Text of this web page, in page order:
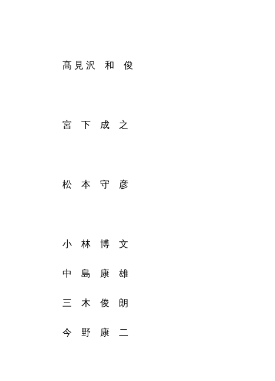
沢 和 俊
下 成 之
本 守 彦
） 小 林 博 文
） 中 島 康 雄
木 俊 朗
） 今 野 康 二